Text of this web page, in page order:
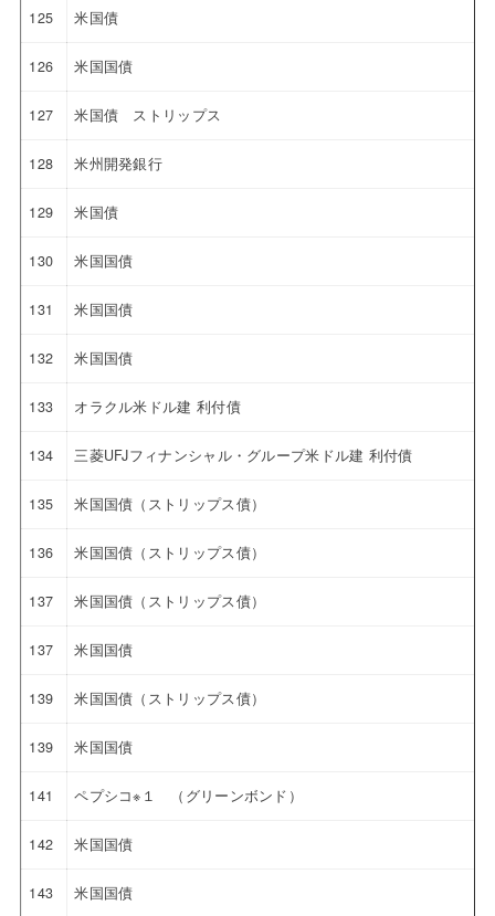
125 米国債
126 米国国債
127 米国債 ストリップス
128 米州開発銀行
129 米国債
130 米国国債
131 米国国債
132 米国国債
133 オラクル米ドル建 利付債
134 三菱UFJフィナンシャル・グループ米ドル建 利付債
135 米国国債（ストリップス債）
136 米国国債（ストリップス債）
137 米国国債（ストリップス債）
137 米国国債
139 米国国債（ストリップス債）
139 米国国債
141 ペプシコ※１ （グリーンボンド）
142 米国国債
143 米国国債